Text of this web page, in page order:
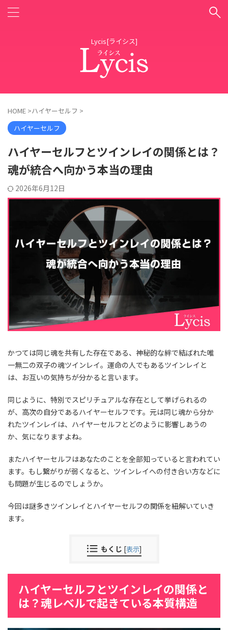
Lycis[ライシス]
HOME >ハイヤーセルフ >
ハイヤーセルフ
ハイヤーセルフとツインレイの関係とは？
魂が統合へ向かう本当の理由
2026年6月12日
かつては同じ魂を共有した存在である、神秘的な絆で結ばれた唯
一無二の双子の魂ツインレイ。運命の人でもあるツインレイと
は、お互いの気持ちが分かると言います。
同じように、特別でスピリチュアルな存在として挙げられるの
が、高次の自分であるハイヤーセルフです。元は同じ魂から分か
れたツインレイは、ハイヤーセルフとどのように影響しあうの
か、気になりますよね。
またハイヤーセルフはあなたのことを全部知っていると言われてい
ます。もし繋がりが弱くなると、ツインレイへの付き合い方などに
も問題が生じるのでしょうか。
今回は謎多きツインレイとハイヤーセルフの関係を紐解いていき
ます。
もくじ [表示]
ハイヤーセルフとツインレイの関係と
は？魂レベルで起きている本質構造